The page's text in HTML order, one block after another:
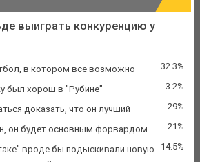
выиграть конкуренцию у
в котором все возможно 32.3%
был хорош в "Рубине" 3.2%
доказать, что он лучший 29%
он будет основным форвардом 21%
вроде бы подыскивали новую
14.5%